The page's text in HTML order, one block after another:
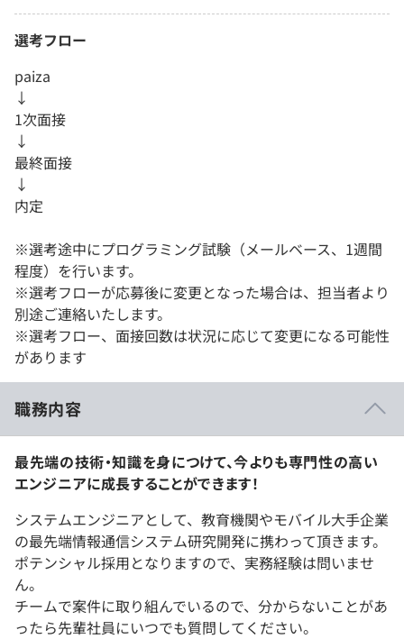
選考フロー
paiza
↓
1次面接
↓
最終面接
↓
内定
※選考途中にプログラミング試験（メールベース、1週間
程度）を行います。
※選考フローが応募後に変更となった場合は、担当者より
別途ご連絡いたします。
※選考フロー、面接回数は状況に応じて変更になる可能性
があります
職務内容
最先端の技術・知識を身につけて、今よりも専門性の高い
エンジニアに成長することができます！
システムエンジニアとして、教育機関やモバイル大手企業
の最先端情報通信システム研究開発に携わって頂きます。
ポテンシャル採用となりますので、実務経験は問いませ
ん。
チームで案件に取り組んでいるので、分からないことがあ
ったら先輩社員にいつでも質問してください。